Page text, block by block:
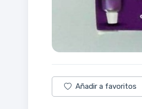
Añadir a favoritos